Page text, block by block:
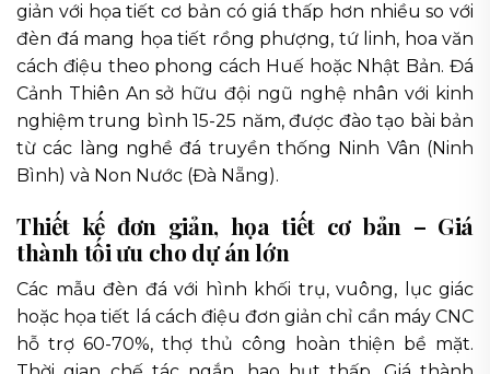
giản với họa tiết cơ bản có giá thấp hơn nhiều so với
đèn đá mang họa tiết rồng phượng, tứ linh, hoa văn
cách điệu theo phong cách Huế hoặc Nhật Bản. Đá
Cảnh Thiên An sở hữu đội ngũ nghệ nhân với kinh
nghiệm trung bình 15-25 năm, được đào tạo bài bản
từ các làng nghề đá truyền thống Ninh Vân (Ninh
Bình) và Non Nước (Đà Nẵng).
Thiết kế đơn giản, họa tiết cơ bản – Giá
thành tối ưu cho dự án lớn
Các mẫu đèn đá với hình khối trụ, vuông, lục giác
hoặc họa tiết lá cách điệu đơn giản chỉ cần máy CNC
hỗ trợ 60-70%, thợ thủ công hoàn thiện bề mặt.